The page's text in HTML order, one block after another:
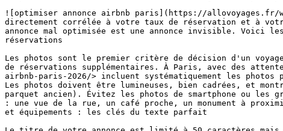
![optimiser annonce airbnb paris](https://allovoyages.fr/
directement corrélée à votre taux de réservation et à
annonce mal optimisée est une annonce invisible. Voici
réservations
Les photos sont le premier critère de décision d'un
de réservations supplémentaires. À Paris, avec des
airbnb-paris-2026/> incluent systématiquement les
Les photos doivent être lumineuses, bien cadrées, et
parquet ancien). Évitez les photos de smartphone ou les
: une vue de la rue, un café proche, un monument à
et équipements : les clés du texte parfait